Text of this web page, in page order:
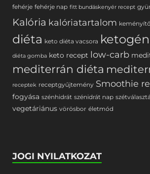
fehérje fehérje nap fitt bundáskenyér recept
Kalória kalóriatartalom
diéta keto diéta vacsora
diéta gomba keto recept low-carb
mediterrán diéta
receptek receptgyűjtemény Smoothie
fogyása szénhidrát szénidrát nap
vegetáriánus vörösbor életmód
JOGI NYILATKOZAT